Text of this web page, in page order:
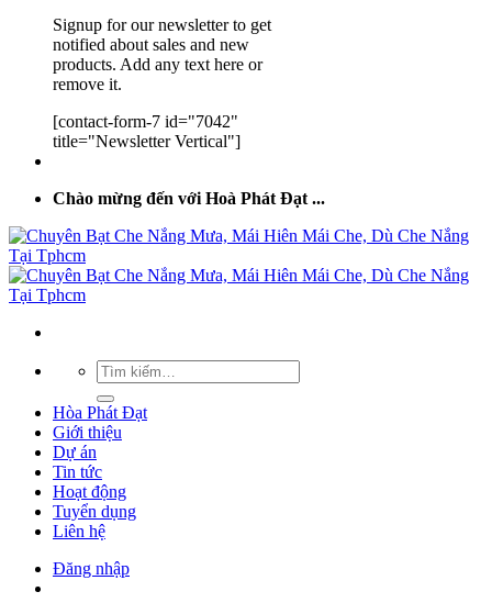
Signup for our newsletter to get
notified about sales and new
products. Add any text here or
remove it.
[contact-form-7 id="7042"
title="Newsletter Vertical"]
Chào mừng đến với Hoà Phát Đạt ...
Hòa Phát Đạt
Giới thiệu
Dự án
Tin tức
Hoạt động
Tuyển dụng
Liên hệ
Đăng nhập